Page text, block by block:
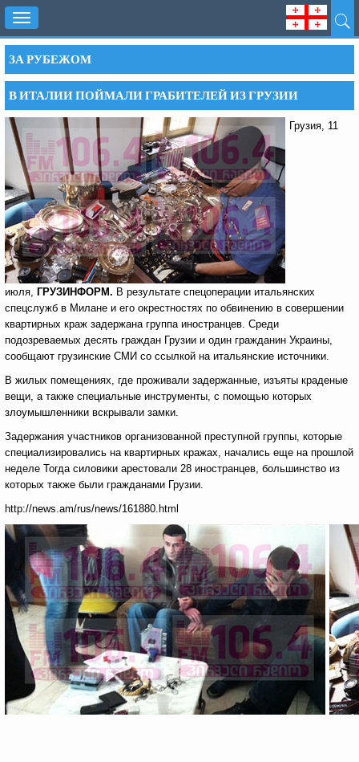
Toggle
navigation
ЗА РУБЕЖОМ
В ИТАЛИИ ПОЙМАЛИ ГРАБИТЕЛЕЙ ИЗ ГРУЗИИ
Грузия, 11
июля, ГРУЗИНФОРМ. В результате спецоперации итальянских
спецслужб в Милане и его окрестностях по обвинению в совершении
квартирных краж задержана группа иностранцев. Среди
подозреваемых десять граждан Грузии и один гражданин Украины,
сообщают грузинские СМИ со ссылкой на итальянские источники.
В жилых помещениях, где проживали задержанные, изъяты краденые
вещи, а также специальные инструменты, с помощью которых
злоумышленники вскрывали замки.
Задержания участников организованной преступной группы, которые
специализировались на квартирных кражах, начались еще на прошлой
неделе Тогда силовики арестовали 28 иностранцев, большинство из
которых также были гражданами Грузии.
http://news.am/rus/news/161880.html